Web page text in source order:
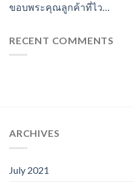
ขอบพระคุณลูกค้าที่ไว…
RECENT COMMENTS
ARCHIVES
July 2021